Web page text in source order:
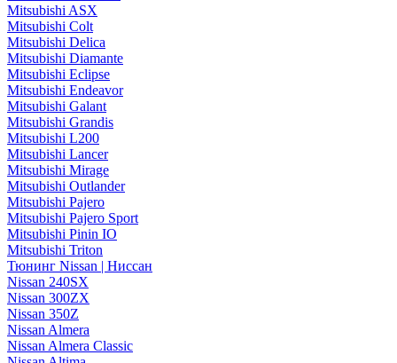
Mitsubishi ASX
Mitsubishi Colt
Mitsubishi Delica
Mitsubishi Diamante
Mitsubishi Eclipse
Mitsubishi Endeavor
Mitsubishi Galant
Mitsubishi Grandis
Mitsubishi L200
Mitsubishi Lancer
Mitsubishi Mirage
Mitsubishi Outlander
Mitsubishi Pajero
Mitsubishi Pajero Sport
Mitsubishi Pinin IO
Mitsubishi Triton
Тюнинг Nissan | Ниссан
Nissan 240SX
Nissan 300ZX
Nissan 350Z
Nissan Almera
Nissan Almera Classic